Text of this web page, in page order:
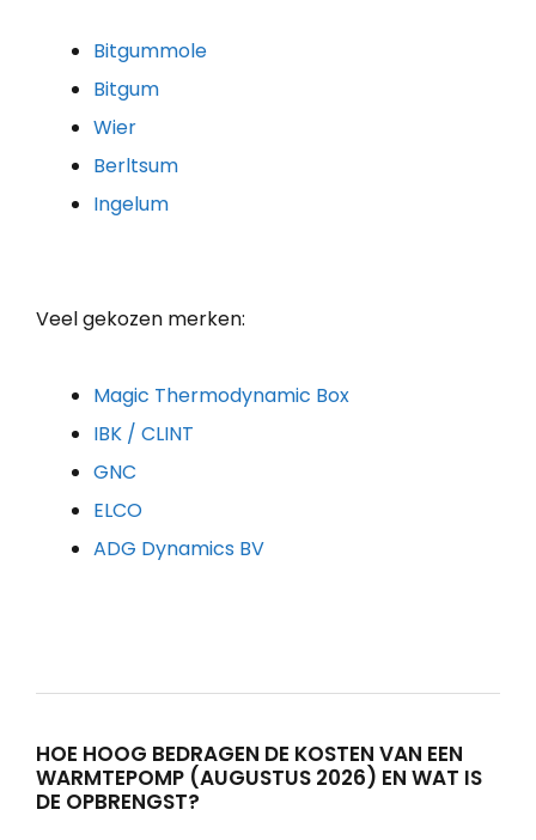
Bitgummole
Bitgum
Wier
Berltsum
Ingelum
Veel gekozen merken:
Magic Thermodynamic Box
IBK / CLINT
GNC
ELCO
ADG Dynamics BV
HOE HOOG BEDRAGEN DE KOSTEN VAN EEN
WARMTEPOMP (AUGUSTUS 2026) EN WAT IS
DE OPBRENGST?